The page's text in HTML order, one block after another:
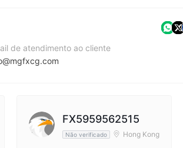
de atendimento ao cliente
FX5959562515
Não verificado Hong Kong